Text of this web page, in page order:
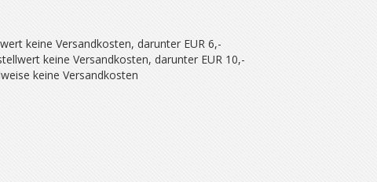
keine Versandkosten, darunter EUR 6,-
keine Versandkosten, darunter EUR 10,-
keine Versandkosten